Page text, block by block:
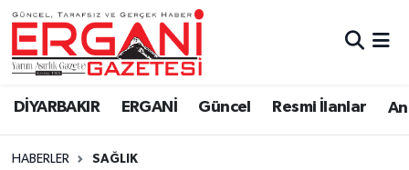
DİYARBAKIR ERGANİ Güncel Resmi İlanlar
HABERLER SAĞLIK
DİYARBAKIR
BİSMİL
BAĞLAR
ERGANİ
Güncel
Ergani Nöbetçi Eczaneler
Ergani Hava Durumu
Ergani Trafik Yoğunluk Haritası